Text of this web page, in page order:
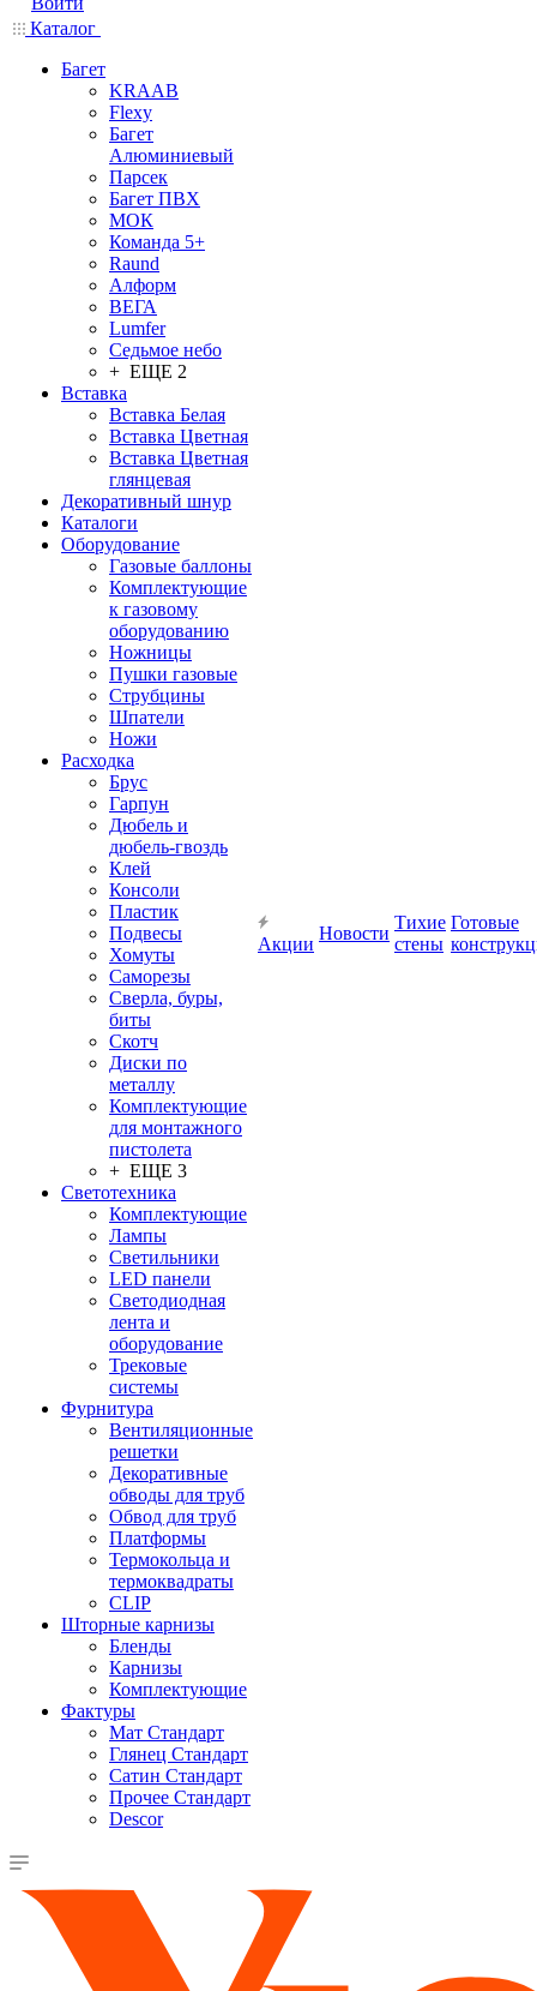
Каталог
Багет
KRAAB
Flexy
Багет
Алюминиевый
Парсек
Багет ПВХ
МОК
Команда 5+
Raund
Алформ
ВЕГА
Lumfer
Седьмое небо
+ ЕЩЕ 2
Вставка
Вставка Белая
Вставка Цветная
Вставка Цветная
глянцевая
Декоративный шнур
Каталоги
Оборудование
Газовые баллоны
Комплектующие
к газовому
оборудованию
Ножницы
Пушки газовые
Струбцины
Шпатели
Ножи
Расходка
Брус
Гарпун
Дюбель и
дюбель-гвоздь
Клей
Консоли
Пластик
Подвесы
Хомуты
Саморезы
Сверла, буры,
биты
Скотч
Диски по
металлу
Комплектующие
для монтажного
пистолета
+ ЕЩЕ 3
Светотехника
Комплектующие
Лампы
Светильники
LED панели
Светодиодная
лента и
оборудование
Трековые
системы
Фурнитура
Вентиляционные
решетки
Декоративные
обводы для труб
Обвод для труб
Платформы
Термокольца и
термоквадраты
CLIP
Шторные карнизы
Бленды
Карнизы
Комплектующие
Фактуры
Мат Стандарт
Глянец Стандарт
Сатин Стандарт
Прочее Стандарт
Descor
Акции
Новости
Тихие
стены
Готовые